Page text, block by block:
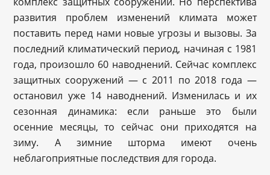
развития проблем изменений климата может
поставить перед нами новые угрозы и вызовы. За
последний климатический период, начиная с 1981
года, произошло 60 наводнений. Сейчас комплекс
защитных сооружений — с 2011 по 2018 года —
остановил уже 14 наводнений. Изменилась и их
сезонная динамика: если раньше это были
осенние месяцы, то сейчас они приходятся на
зиму. А зимние шторма имеют очень
неблагоприятные последствия для города.